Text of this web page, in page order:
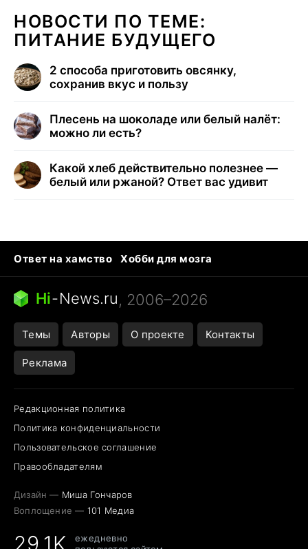
НОВОСТИ ПО ТЕМЕ:
ПИТАНИЕ БУДУЩЕГО
2 способа приготовить овсянку,
сохранив вкус и пользу
Плесень на шоколаде или белый налёт:
можно ли есть?
Какой хлеб действительно полезнее —
белый или ржаной? Ответ вас удивит
Ответ на хамство
Хобби для мозга
Бензин 100 и 95
Тунцы в океанариуме
Следующая пандемия
Hi-News.ru, 2006–2026
Темы Авторы О проекте Контакты
Реклама
Редакционная политика
Политика конфиденциальности
Пользовательское соглашение
Правообладателям
Дизайн — Миша Гончаров
Воплощение — 101 Медиа
29,1K
ежедневно